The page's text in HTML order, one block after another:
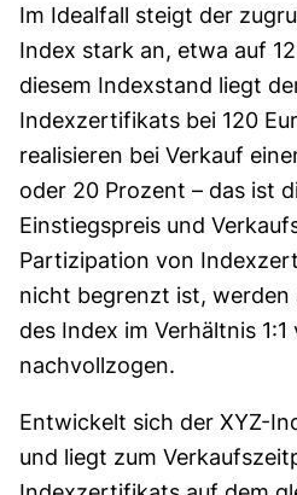
Im Idealfall steigt der
Index stark an, etwa auf
diesem Indexstand liegt
Indexzertifikats bei 120
realisieren bei Verkauf
oder 20 Prozent – das ist
Einstiegspreis und
Partizipation von
nicht begrenzt ist, werden
des Index im Verhältnis
nachvollzogen.
Entwickelt sich der XYZ-
und liegt zum